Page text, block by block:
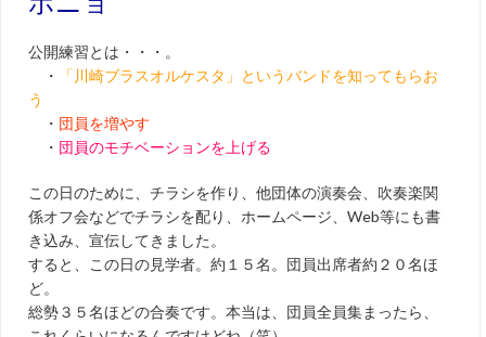
公開練習とは・・・。
・
「川崎ブラスオルケスタ」というバンドを知ってもらお
う
・ 団員を増やす
・ 団員のモチベーションを上げる
この日のために、チラシを作り、他団体の演奏会、吹奏楽関
係オフ会などでチラシを配り、ホームページ、Web等にも書
き込み、宣伝してきました。
すると、この日の見学者。約１５名。団員出席者約２０名ほ
ど。
総勢３５名ほどの合奏です。本当は、団員全員集まったら、